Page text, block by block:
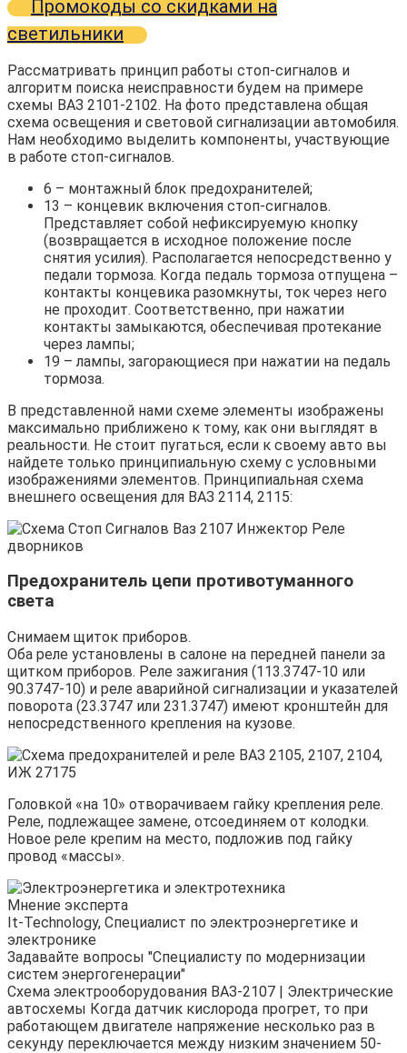
Промокоды со скидками на
светильники
Рассматривать принцип работы стоп-сигналов и
алгоритм поиска неисправности будем на примере
схемы ВАЗ 2101-2102. На фото представлена общая
схема освещения и световой сигнализации автомобиля.
Нам необходимо выделить компоненты, участвующие
в работе стоп-сигналов.
6 – монтажный блок предохранителей;
13 – концевик включения стоп-сигналов.
Представляет собой нефиксируемую кнопку
(возвращается в исходное положение после
снятия усилия). Располагается непосредственно у
педали тормоза. Когда педаль тормоза отпущена –
контакты концевика разомкнуты, ток через него
не проходит. Соответственно, при нажатии
контакты замыкаются, обеспечивая протекание
через лампы;
19 – лампы, загорающиеся при нажатии на педаль
тормоза.
В представленной нами схеме элементы изображены
максимально приближено к тому, как они выглядят в
реальности. Не стоит пугаться, если к своему авто вы
найдете только принципиальную схему с условными
изображениями элементов. Принципиальная схема
внешнего освещения для ВАЗ 2114, 2115:
Предохранитель цепи противотуманного
света
Снимаем щиток приборов.
Оба реле установлены в салоне на передней панели за
щитком приборов. Реле зажигания (113.3747-10 или
90.3747-10) и реле аварийной сигнализации и указателей
поворота (23.3747 или 231.3747) имеют кронштейн для
непосредственного крепления на кузове.
Головкой «на 10» отворачиваем гайку крепления реле.
Реле, подлежащее замене, отсоединяем от колодки.
Новое реле крепим на место, подложив под гайку
провод «массы».
Мнение эксперта
It-Technology, Cпециалист по электроэнергетике и
электронике
Задавайте вопросы "Специалисту по модернизации
систем энергогенерации"
Схема электрооборудования ВАЗ-2107 | Электрические
автосхемы Когда датчик кислорода прогрет, то при
работающем двигателе напряжение несколько раз в
секунду переключается между низким значением 50-